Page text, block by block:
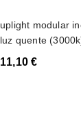
uplight modular
luz quente
11,10 €